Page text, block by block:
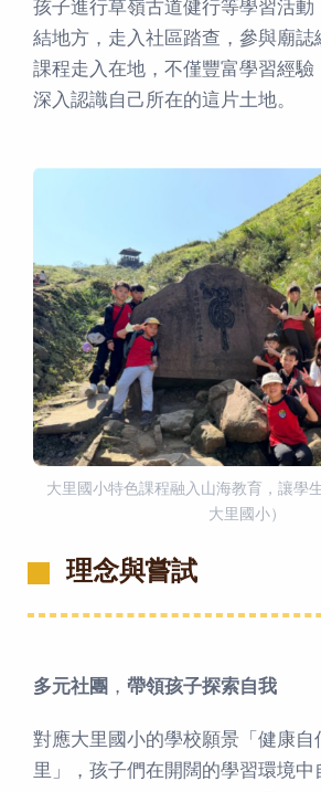
孩子進行草嶺古道健行等學習活動
結地方，走入社區踏查，參與廟誌
課程走入在地，不僅豐富學習經驗
深入認識自己所在的這片土地。
大里國小特色課程融入山海教育，讓學
大里國小）
理念與嘗試
多元社團 ， 帶領孩子探索自我
對應大里國小的學校願景「健康自
里」，孩子們在開闊的學習環境中